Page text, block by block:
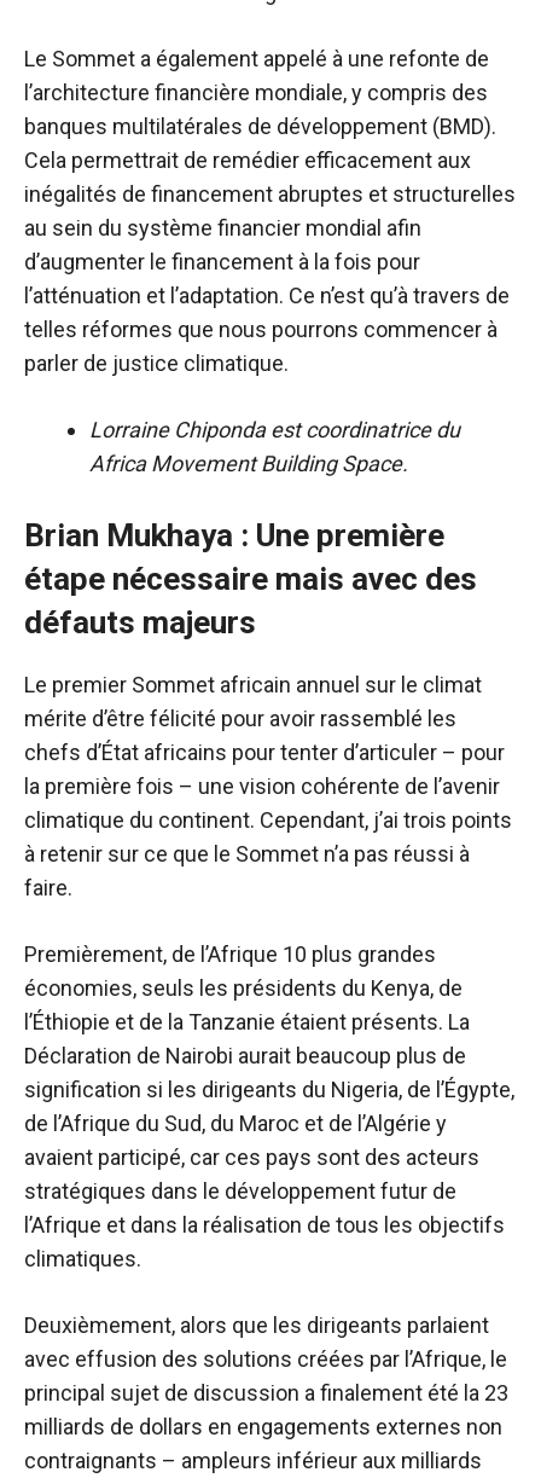
Le Sommet a également appelé à une refonte de
l’architecture financière mondiale, y compris des
banques multilatérales de développement (BMD).
Cela permettrait de remédier efficacement aux
inégalités de financement abruptes et structurelles
au sein du système financier mondial afin
d’augmenter le financement à la fois pour
l’atténuation et l’adaptation. Ce n’est qu’à travers de
telles réformes que nous pourrons commencer à
parler de justice climatique.
Lorraine Chiponda est coordinatrice du
Africa Movement Building Space.
Brian Mukhaya : Une première
étape nécessaire mais avec des
défauts majeurs
Le premier Sommet africain annuel sur le climat
mérite d’être félicité pour avoir rassemblé les
chefs d’État africains pour tenter d’articuler – pour
la première fois – une vision cohérente de l’avenir
climatique du continent. Cependant, j’ai trois points
à retenir sur ce que le Sommet n’a pas réussi à
faire.
Premièrement, de l’Afrique 10 plus grandes
économies, seuls les présidents du Kenya, de
l’Éthiopie et de la Tanzanie étaient présents. La
Déclaration de Nairobi aurait beaucoup plus de
signification si les dirigeants du Nigeria, de l’Égypte,
de l’Afrique du Sud, du Maroc et de l’Algérie y
avaient participé, car ces pays sont des acteurs
stratégiques dans le développement futur de
l’Afrique et dans la réalisation de tous les objectifs
climatiques.
Deuxièmement, alors que les dirigeants parlaient
avec effusion des solutions créées par l’Afrique, le
principal sujet de discussion a finalement été la 23
milliards de dollars en engagements externes non
contraignants – ampleurs inférieur aux milliards